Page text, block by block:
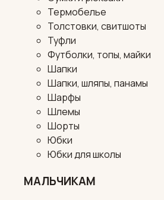
Термобелье
Толстовки, свитшоты
Туфли
Футболки, топы, майки
Шапки
Шапки, шляпы, панамы
Шарфы
Шлемы
Шорты
Юбки
Юбки для школы
МАЛЬЧИКАМ